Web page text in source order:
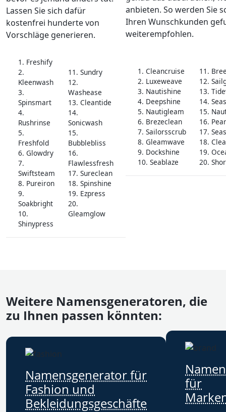
Lassen Sie sich dafür
kostenfrei hunderte von
Vorschläge generieren.
1. Freshify
2.
Kleenwash
3.
Spinsmart
4.
Rushrinse
5.
Freshfold
6. Glowdry
7.
Swiftsteam
8. Pureiron
9.
Soakbright
10.
Shinypress
11. Sundry
12.
Washease
13. Cleantide
14.
Sonicwash
15.
Bubblebliss
16.
Flawlessfresh
17. Sureclean
18. Spinshine
19. Ezpress
20.
Gleamglow
anbieten. So werden Sie
Ihren Wunschkunden
weiterempfohlen.
1. Cleancruise
2. Luxeweave
3. Nautishine
4. Deepshine
5. Nautigleam
6. Brezeclean
7. Sailorsscrub
8. Gleamwave
9. Dockshine
10. Seablaze
11.
12.
13.
14.
15.
16.
17.
18.
19.
20.
Weitere Namensgeneratoren, die
zu Ihnen passen könnten:
Namensgenerator für
Fashion und
Bekleidungsgeschäfte
für